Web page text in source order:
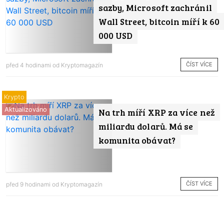
sazby, Microsoft zachránil
Wall Street, bitcoin míří k 60
000 USD
před 4 hodinami od Kryptomagazín ČÍST VÍCE
Na trh míří XRP za více než
miliardu dolarů. Má se
komunita obávat?
Aktualizováno
Krypto
před 9 hodinami od Kryptomagazín ČÍST VÍCE